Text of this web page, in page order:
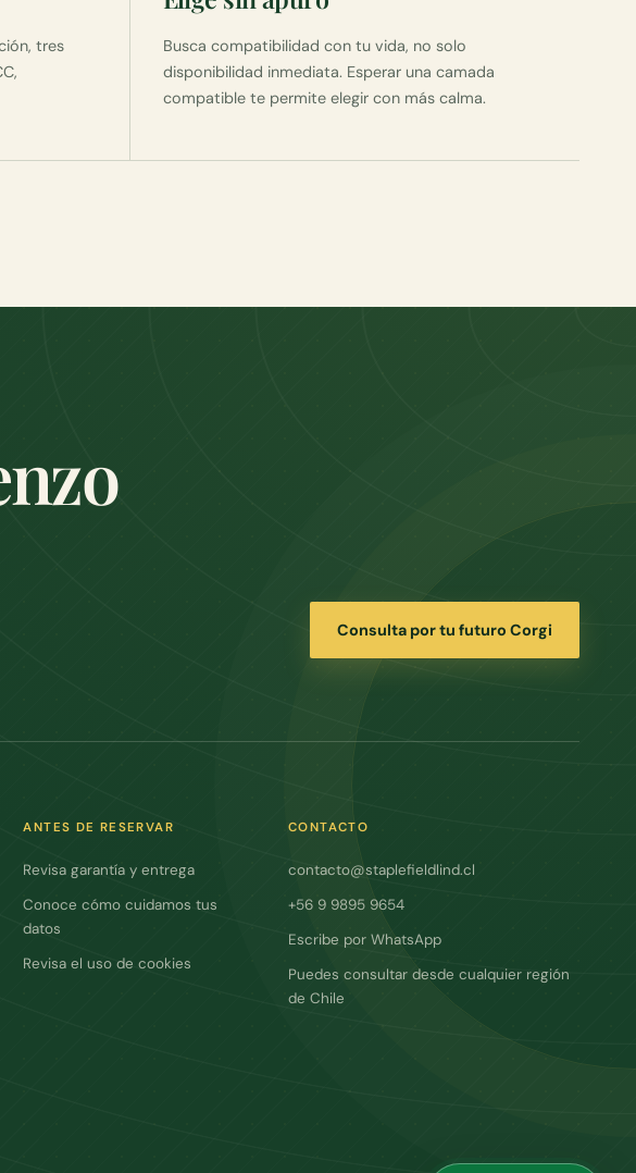
tres
Busca compatibilidad con tu vida, no solo
disponibilidad inmediata. Esperar una camada
compatible te permite elegir con más calma.
Consulta por tu futuro Corgi
ANTES DE RESERVAR
Revisa garantía y entrega
Conoce cómo cuidamos tus
datos
Revisa el uso de cookies
CONTACTO
contacto@staplefieldlind.cl
+56 9 9895 9654
Escribe por WhatsApp
Puedes consultar desde cualquier región
de Chile